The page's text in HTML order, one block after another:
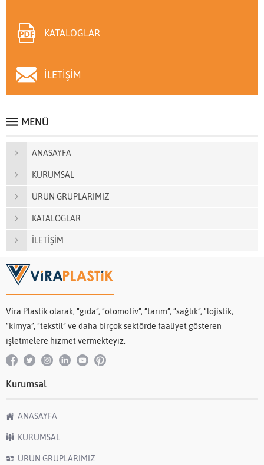
KATALOGLAR
İLETİŞİM
MENÜ
ANASAYFA
KURUMSAL
ÜRÜN GRUPLARIMIZ
KATALOGLAR
İLETİŞİM
Vira Plastik olarak, “gıda”, “otomotiv”, “tarım”, “sağlık”, “lojistik,
“kimya”, “tekstil” ve daha birçok sektörde faaliyet gösteren
işletmelere hizmet vermekteyiz.
Kurumsal
ANASAYFA
KURUMSAL
ÜRÜN GRUPLARIMIZ